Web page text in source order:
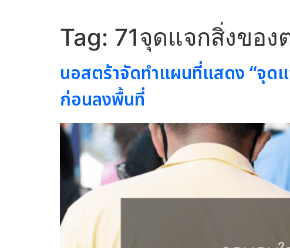
Tag: 71จุดแจกสิ่งของ
นอสตร้าจัดทำแผนที่แสดง “จุด
ก่อนลงพื้นที่